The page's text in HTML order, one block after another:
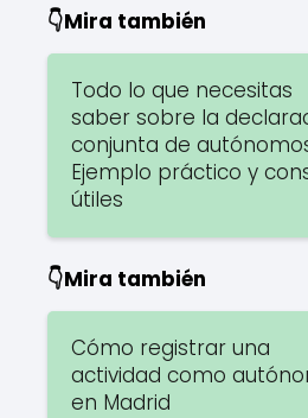
👇Mira también
Todo lo que necesitas
saber sobre la
conjunta de
Ejemplo práctico y
útiles
👇Mira también
Cómo registrar una
actividad como
en Madrid